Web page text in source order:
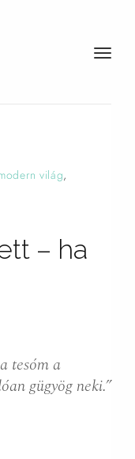
t
világ,
– ha
tesóm a
gügyög neki.”